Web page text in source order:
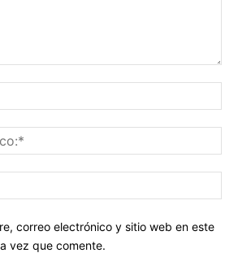
correo electrónico y sitio web en este
vez que comente.